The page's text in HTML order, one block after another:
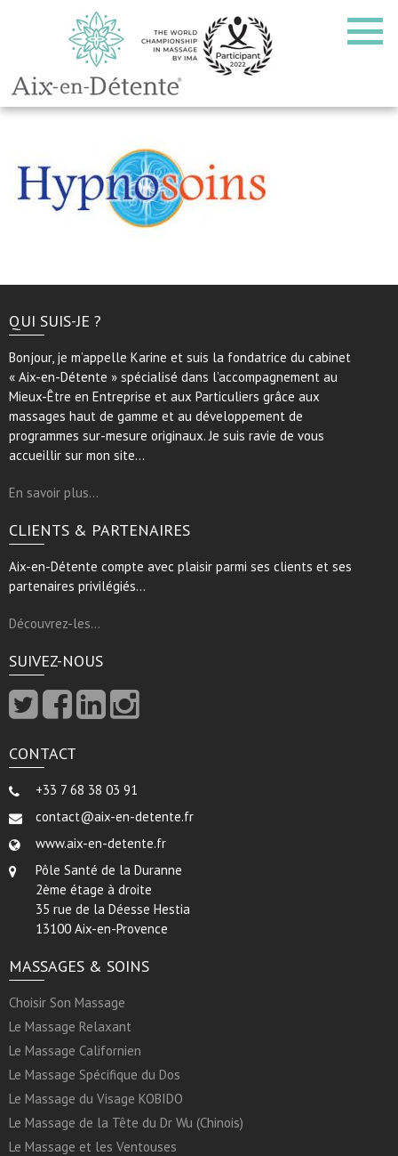
QUI SUIS-JE ?
Bonjour, je m’appelle Karine et suis la fondatrice du cabinet
« Aix-en-Détente » spécialisé dans l’accompagnement au
Mieux-Être en Entreprise et aux Particuliers grâce aux
massages haut de gamme et au développement de
programmes sur-mesure originaux. Je suis ravie de vous
accueillir sur mon site…
En savoir plus…
CLIENTS & PARTENAIRES
Aix-en-Détente compte avec plaisir parmi ses clients et ses
partenaires privilégiés…
Découvrez-les…
SUIVEZ-NOUS
CONTACT
+33 7 68 38 03 91
contact@aix-en-detente.fr
www.aix-en-detente.fr
Pôle Santé de la Duranne
2ème étage à droite
35 rue de la Déesse Hestia
13100 Aix-en-Provence
MASSAGES & SOINS
Choisir Son Massage
Le Massage Relaxant
Le Massage Californien
Le Massage Spécifique du Dos
Le Massage du Visage KOBIDO
Le Massage de la Tête du Dr Wu (Chinois)
Le Massage et les Ventouses